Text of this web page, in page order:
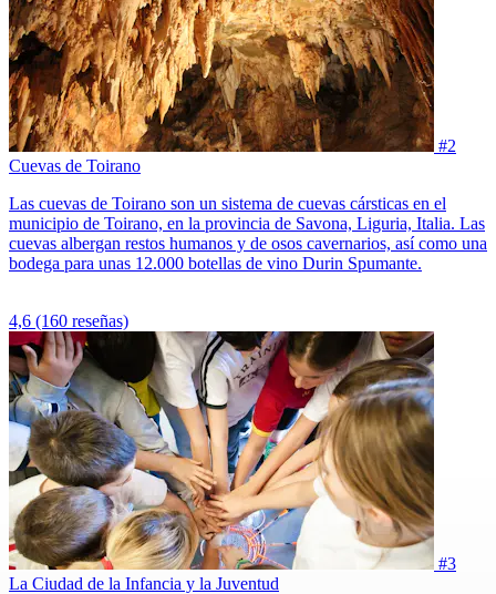
#2
Cuevas de Toirano
Las cuevas de Toirano son un sistema de cuevas cársticas en el
municipio de Toirano, en la provincia de Savona, Liguria, Italia. Las
cuevas albergan restos humanos y de osos cavernarios, así como una
bodega para unas 12.000 botellas de vino Durin Spumante.
4,6 (160 reseñas)
#3
La Ciudad de la Infancia y la Juventud